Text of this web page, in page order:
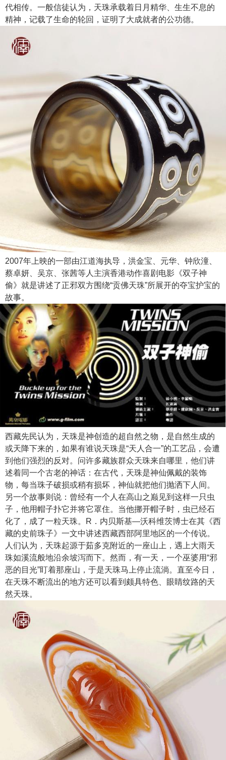
代相传。一般信徒认为，天珠承载着日月精华、生生不息的
精神，记载了生命的轮回，证明了大成就者的公功德。
2007年上映的一部由江道海执导，洪金宝、元华、钟欣潼、
蔡卓妍、吴京、张茜等人主演香港动作喜剧电影《双子神
偷》就是讲述了正邪双方围绕“贡佛天珠”所展开的夺宝护宝的
故事。
西藏先民认为，天珠是神创造的超自然之物，是自然生成的
或天降下来的，如果有谁说天珠是“天人合一”的工艺品，会遭
到他们强烈的反对。问许多藏族群众天珠来自哪里，他们讲
述着同一个古老的神话：在古代，天珠是神仙佩戴的装饰
物，每当珠子破损或稍有损坏，神仙就把他们抛洒下人间。
另一个故事则说：曾经有一个人在高山之巅见到这样一只虫
子，他用帽子扑它并将它罩住。当他挪开帽子时，虫已经石
化了，成了一粒天珠。R．内贝斯基—沃科维茨博士在其《西
藏的史前珠子》一文中讲述西藏西部阿里地区的一个传说。
人们认为，天珠起源于茹多克附近的一座山上，遇上大雨天
珠如溪流般地沿余坡泻而下。然而，有一天，一个巫婆用“邪
恶的目光”盯着那座山，于是天珠马上停止流淌。直至今日，
在天珠不断流出的地方还可以看到颇具特色、眼睛纹路的天
然天珠。